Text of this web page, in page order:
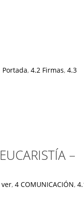
Portada,4.2 Firmas,4.3
–
ver,4 COMUNICACIÓN,